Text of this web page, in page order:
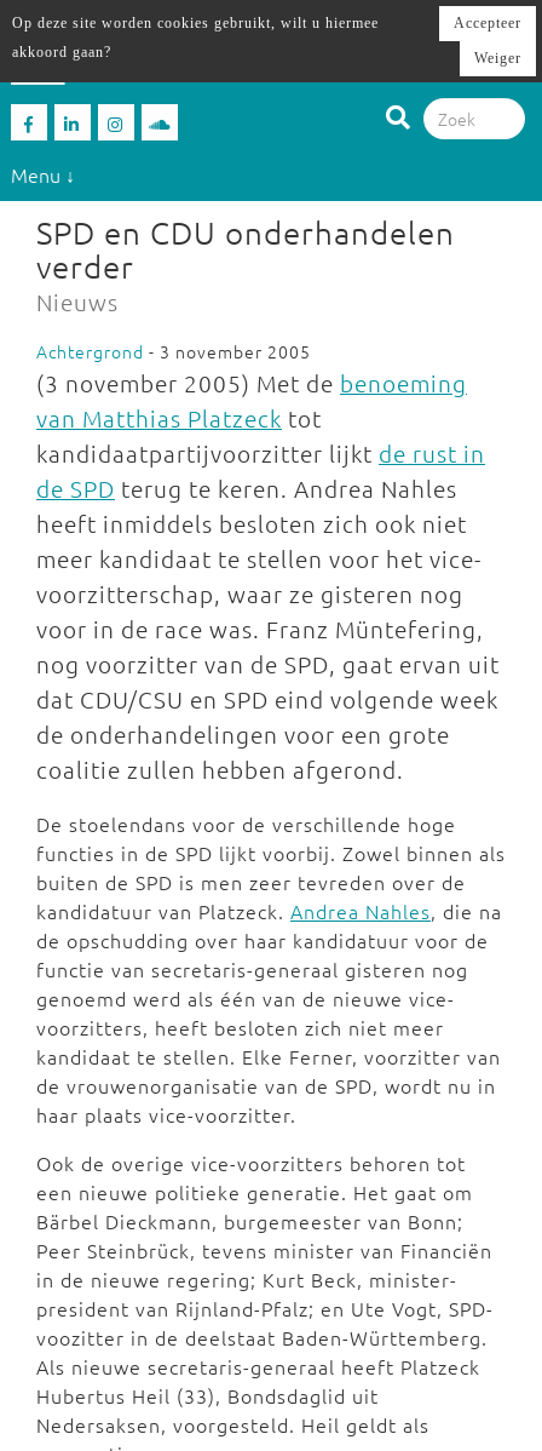
Menu ↓
SPD en CDU onderhandelen
verder
Nieuws
Achtergrond - 3 november 2005
(3 november 2005) Met de benoeming
van Matthias Platzeck tot
kandidaatpartijvoorzitter lijkt de rust in
de SPD terug te keren. Andrea Nahles
heeft inmiddels besloten zich ook niet
meer kandidaat te stellen voor het vice-
voorzitterschap, waar ze gisteren nog
voor in de race was. Franz Müntefering,
nog voorzitter van de SPD, gaat ervan uit
dat CDU/CSU en SPD eind volgende week
de onderhandelingen voor een grote
coalitie zullen hebben afgerond.
De stoelendans voor de verschillende hoge
functies in de SPD lijkt voorbij. Zowel binnen als
buiten de SPD is men zeer tevreden over de
kandidatuur van Platzeck. Andrea Nahles, die na
de opschudding over haar kandidatuur voor de
functie van secretaris-generaal gisteren nog
genoemd werd als één van de nieuwe vice-
voorzitters, heeft besloten zich niet meer
kandidaat te stellen. Elke Ferner, voorzitter van
de vrouwenorganisatie van de SPD, wordt nu in
haar plaats vice-voorzitter.
Ook de overige vice-voorzitters behoren tot
een nieuwe politieke generatie. Het gaat om
Bärbel Dieckmann, burgemeester van Bonn;
Peer Steinbrück, tevens minister van Financiën
in de nieuwe regering; Kurt Beck, minister-
president van Rijnland-Pfalz; en Ute Vogt, SPD-
voozitter in de deelstaat Baden-Württemberg.
Als nieuwe secretaris-generaal heeft Platzeck
Hubertus Heil (33), Bondsdaglid uit
Nedersaksen, voorgesteld. Heil geldt als
Op deze site worden cookies gebruikt, wilt u hiermee
akkoord gaan?
Accepteer
Weiger